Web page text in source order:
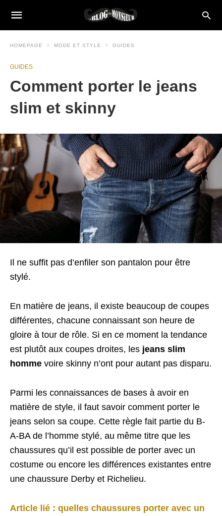
HOMEPAGE MODE ET STYLE GUIDES
GUIDES
Comment porter le jeans
slim et skinny
Il ne suffit pas d’enfiler son pantalon pour être
stylé.
En matière de jeans, il existe beaucoup de coupes
différentes, chacune connaissant son heure de
gloire à tour de rôle. Si en ce moment la tendance
est plutôt aux coupes droites, les jeans slim
homme voire skinny n’ont pour autant pas disparu.
Parmi les connaissances de bases à avoir en
matière de style, il faut savoir comment porter le
jeans selon sa coupe. Cette règle fait partie du B-
A-BA de l’homme stylé, au même titre que les
chaussures qu’il est possible de porter avec un
costume ou encore les différences existantes entre
une chaussure Derby et Richelieu.
Article lié : quelles chaussures porter avec un